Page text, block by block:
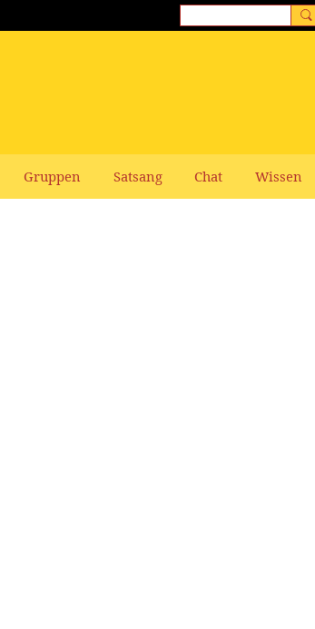
Gruppen Satsang Chat Wissen